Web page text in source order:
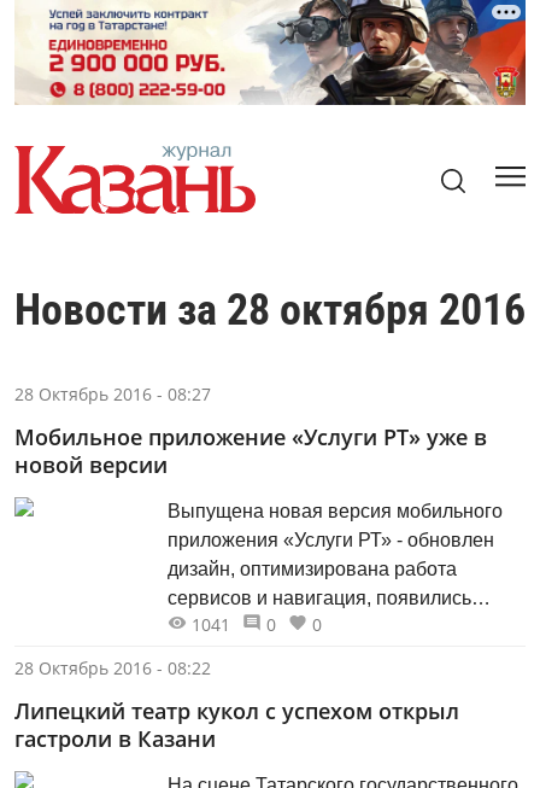
Новости за 28 октября 2016
28 Октябрь 2016 - 08:27
Мобильное приложение «Услуги РТ» уже в
новой версии
Выпущена новая версия мобильного
приложения «Услуги РТ» - обновлен
дизайн, оптимизирована работа
сервисов и навигация, появились
дополнительные функции. Так, в новом
счетов за квартиру и штрафах за
нарушения правил дорожного
1041 0
0
28 Октябрь 2016 - 08:22
Липецкий театр кукол с успехом открыл
гастроли в Казани